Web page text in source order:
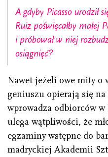
A gdyby Picasso urodził
Ruiz poświęcałby małej
i próbował w niej
osiągnięć?
Nawet jeżeli owe mity o
geniuszu opierają się
wprowadza odbiorców w
ulega wątpliwości, że
egzaminy wstępne do
madryckiej Akademii